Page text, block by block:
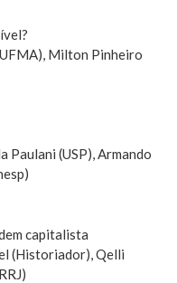
Milton Pinheiro
Paulani (USP), Armando
capitalista
(Historiador), Qelli